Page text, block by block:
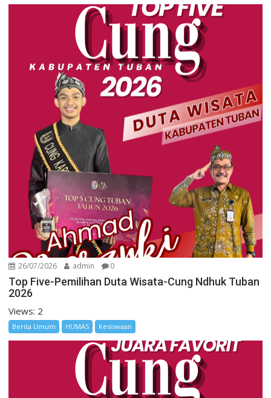
26/07/2026 admin 0
Top Five-Pemilihan Duta Wisata-Cung Ndhuk Tuban
2026
Views: 2
Berita Umum HUMAS Kesiswaan